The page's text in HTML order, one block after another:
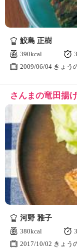
鮫島 正樹
390kcal
2009/06/04 きょう
さんまの竜田揚
河野 雅子
380kcal
2017/10/02 きょう